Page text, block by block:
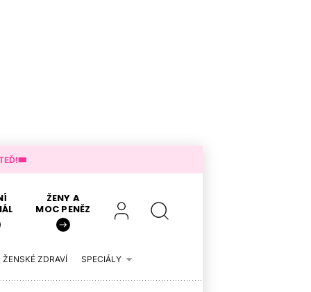
TEĎ!🎟️
ŽENY A
MOC PENĚZ
ŽENSKÉ ZDRAVÍ SPECIÁLY